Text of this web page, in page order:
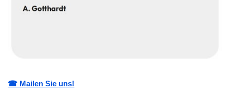
☎ Mailen Sie uns!